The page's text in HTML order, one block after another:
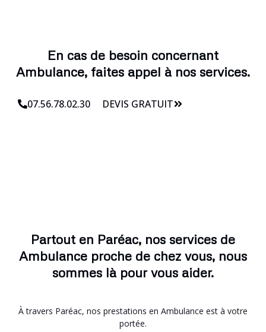
En cas de besoin concernant
Ambulance, faites appel à nos services.
07.56.78.02.30 DEVIS GRATUIT
Partout en Paréac, nos services de
Ambulance proche de chez vous, nous
sommes là pour vous aider.
À travers Paréac, nos prestations en Ambulance est à votre
portée.